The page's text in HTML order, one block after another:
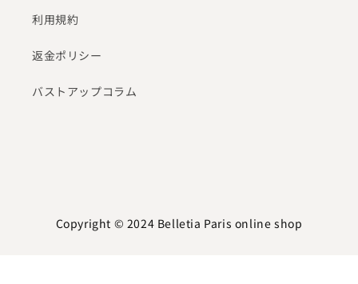
利用規約
返金ポリシー
バストアップコラム
Copyright © 2024 Belletia Paris online shop